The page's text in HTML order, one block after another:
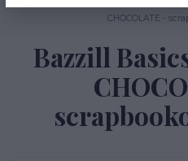
CHOCOLATE -
Bazzill